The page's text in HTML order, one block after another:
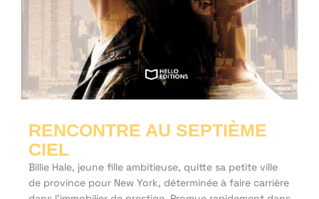
RENCONTRE AU SEPTIÈME
CIEL
Billie Hale, jeune fille ambitieuse, quitte sa petite ville
de province pour New York, déterminée à faire carrière